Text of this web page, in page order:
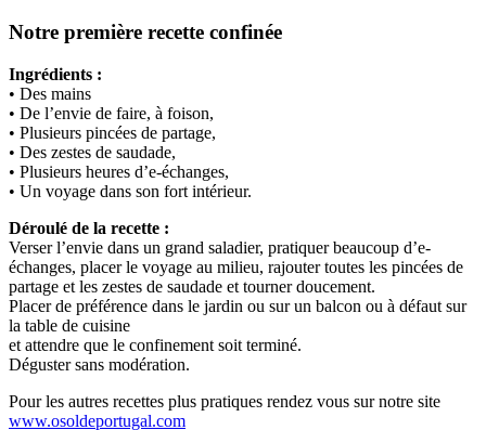
Notre première recette confinée
Ingrédients :
• Des mains
• De l’envie de faire, à foison,
• Plusieurs pincées de partage,
• Des zestes de saudade,
• Plusieurs heures d’e-échanges,
• Un voyage dans son fort intérieur.
Déroulé de la recette :
Verser l’envie dans un grand saladier, pratiquer beaucoup d’e-
échanges, placer le voyage au milieu, rajouter toutes les pincées de
partage et les zestes de saudade et tourner doucement.
Placer de préférence dans le jardin ou sur un balcon ou à défaut sur
la table de cuisine
et attendre que le confinement soit terminé.
Déguster sans modération.
Pour les autres recettes plus pratiques rendez vous sur notre site
www.osoldeportugal.com